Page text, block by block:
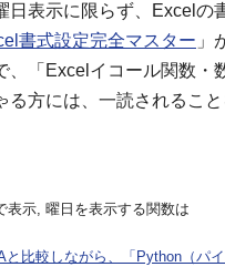
日表示に限らず、Excelの
書式設定完全マスター 」
、「Excelイコール関数・
る方には、一読されるこ
表示, 曜日を表示する関数は
比較しながら、「Python（パ